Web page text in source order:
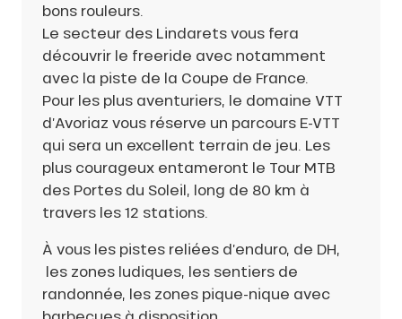
bons rouleurs.
Le secteur des Lindarets vous fera
découvrir le freeride avec notamment
avec la piste de la Coupe de France.
Pour les plus aventuriers, le domaine VTT
d’Avoriaz vous réserve un parcours E-VTT
qui sera un excellent terrain de jeu. Les
plus courageux entameront le Tour MTB
des Portes du Soleil, long de 80 km à
travers les 12 stations.
À vous les pistes reliées d’enduro, de DH,
les zones ludiques, les sentiers de
randonnée, les zones pique-nique avec